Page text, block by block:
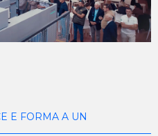
E FORMA A UN